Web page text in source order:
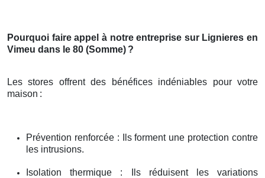
Pourquoi faire appel à notre entreprise sur Lignieres en
Vimeu dans le 80 (Somme) ?
Les stores offrent des bénéfices indéniables pour votre
maison :
Prévention renforcée : Ils forment une protection contre
les intrusions.
Isolation thermique : Ils réduisent les variations